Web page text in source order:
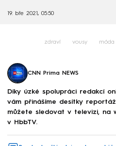
19. bře 2021, 05:50
zdraví vousy móda
CNN Prima NEWS
Díky úzké spolupráci redakcí
vám přinášíme desítky
můžete sledovat v televizi, na
v HbbTV.